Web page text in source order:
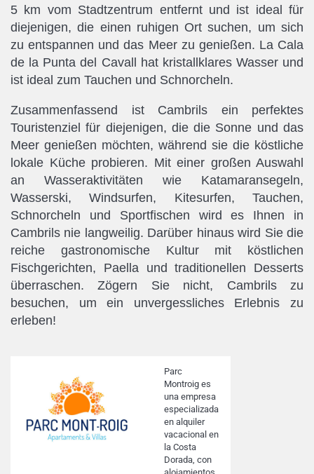
5 km vom Stadtzentrum entfernt und ist ideal für
diejenigen, die einen ruhigen Ort suchen, um sich
zu entspannen und das Meer zu genießen. La Cala
de la Punta del Cavall hat kristallklares Wasser und
ist ideal zum Tauchen und Schnorcheln.
Zusammenfassend ist Cambrils ein perfektes
Touristenziel für diejenigen, die die Sonne und das
Meer genießen möchten, während sie die köstliche
lokale Küche probieren. Mit einer großen Auswahl
an Wasseraktivitäten wie Katamaransegeln,
Wasserski, Windsurfen, Kitesurfen, Tauchen,
Schnorcheln und Sportfischen wird es Ihnen in
Cambrils nie langweilig. Darüber hinaus wird Sie die
reiche gastronomische Kultur mit köstlichen
Fischgerichten, Paella und traditionellen Desserts
überraschen. Zögern Sie nicht, Cambrils zu
besuchen, um ein unvergessliches Erlebnis zu
erleben!
Parc
Montroig es
una empresa
especializada
en alquiler
vacacional en
la Costa
Dorada, con